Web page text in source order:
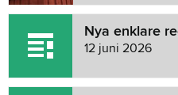
12 juni 2026